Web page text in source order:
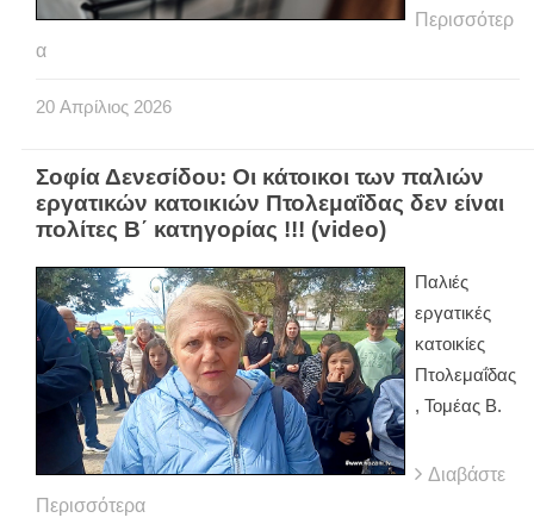
Περισσότερ
α
20 Απρίλιος 2026
Σοφία Δενεσίδου: Οι κάτοικοι των παλιών
εργατικών κατοικιών Πτολεμαΐδας δεν είναι
πολίτες Β΄ κατηγορίας !!! (video)
Παλιές
εργατικές
κατοικίες
Πτολεμαΐδας
, Τομέας Β.
Διαβάστε
Περισσότερα